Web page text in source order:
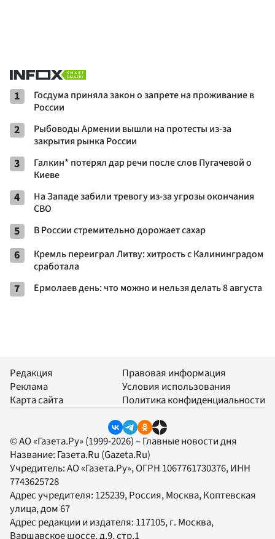
1
Госдума приняла закон о запрете на проживание в
России
2
Рыбоводы Армении вышли на протесты из-за
закрытия рынка России
3
Галкин* потерял дар речи после слов Пугачевой о
Киеве
4
На Западе забили тревогу из-за угрозы окончания
СВО
5 В России стремительно дорожает сахар
6
Кремль переиграл Литву: хитрость с Калининградом
сработала
7 Ермолаев день: что можно и нельзя делать 8 августа
Редакция
Реклама
Карта сайта
Правовая информация
Условия использования
Политика конфиденциальности
© АО «Газета.Ру» (1999-2026) – Главные новости дня
Название: Газета.Ru (Gazeta.Ru)
Учредитель:АО «Газета.Ру», ОГРН 1067761730376, ИНН
7743625728
Адрес учредителя: 125239, Россия, Москва, Коптевская
улица, дом 67
Адрес редакции и издателя: 117105, г. Москва,
Варшавское шоссе, д.9, стр.1